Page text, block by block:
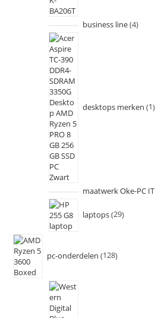
business line 4
desktops merken 1
maatwerk Oke-PC IT
laptops 29
pc-onderdelen 128